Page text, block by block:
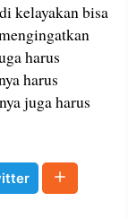
kelayakan bisa
harus
harus
juga harus